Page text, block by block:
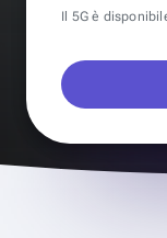
Il 5G è